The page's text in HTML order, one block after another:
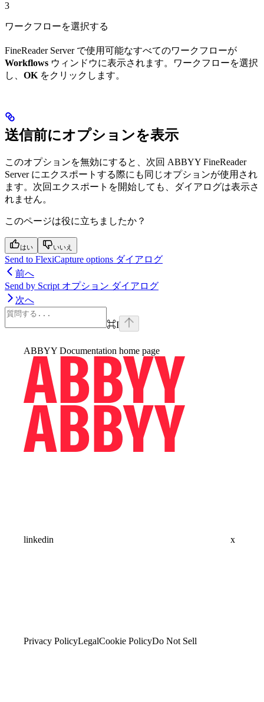
3
ワークフローを選択する
FineReader Server で使用可能なすべてのワークフローが
Workflows ウィンドウに表示されます。ワークフローを選択
し、 OK をクリックします。
送信前にオプションを表示
このオプションを無効にすると、次回 ABBYY FineReader
Server にエクスポートする際にも同じオプションが使用され
ます。次回エクスポートを開始しても、ダイアログは表示さ
れません。
このページは役に立ちましたか？
はい いいえ
Send to FlexiCapture options ダイアログ
前へ
Send by Script オプション ダイアログ
次へ
⌘I
ABBYY Documentation home page
linkedin x
Privacy PolicyLegalCookie PolicyDo Not Sell